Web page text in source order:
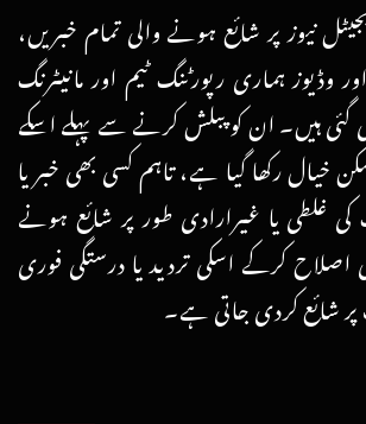
نیوز پر شائع ہونے والی تمام خبریں،
وڈیوز ہماری رپورٹنگ ٹیم اور مانیٹرنگ
ہیں۔ ان کو پبلش کرنے سے پہلے اسکے
خیال رکھا گیا ہے، تاہم کسی بھی خبر یا
غلطی یا غیرارادی طور پر شائع ہونے
اصلاح کرکے اسکی تردید یا درستگی فوری
شائع کردی جاتی ہے۔